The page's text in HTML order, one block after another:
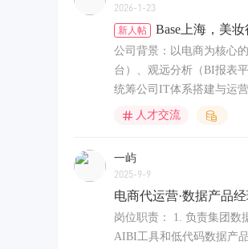
2026-1-23
新人帖 Base上海，美
公司背景：以电商为核心
台）、观远分析（BI报表
统筹公司IT体系搭建与运
人才交流
一屿
2025-9-9
电商代运营·数据产品经
岗位职责： 1. 负责集团数
AIBI工具和低代码数据产